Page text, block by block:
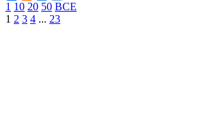
1 10 20 50 ВСЕ
1 2 3 4 ... 23